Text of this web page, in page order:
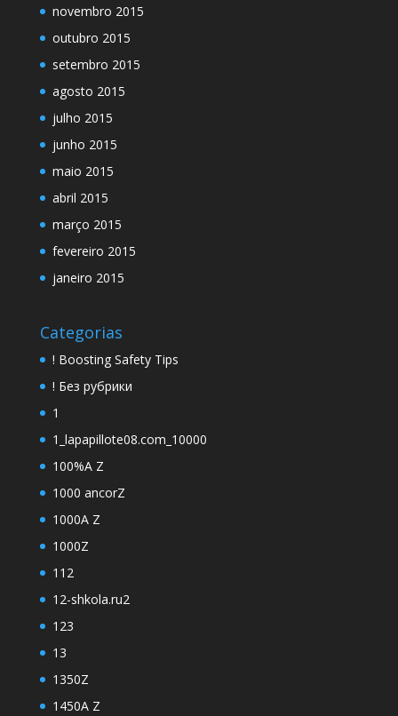
novembro 2015
outubro 2015
setembro 2015
agosto 2015
julho 2015
junho 2015
maio 2015
abril 2015
março 2015
fevereiro 2015
janeiro 2015
Categorias
! Boosting Safety Tips
! Без рубрики
1
1_lapapillote08.com_10000
100%A Z
1000 ancorZ
1000A Z
1000Z
112
12-shkola.ru2
123
13
1350Z
1450A Z